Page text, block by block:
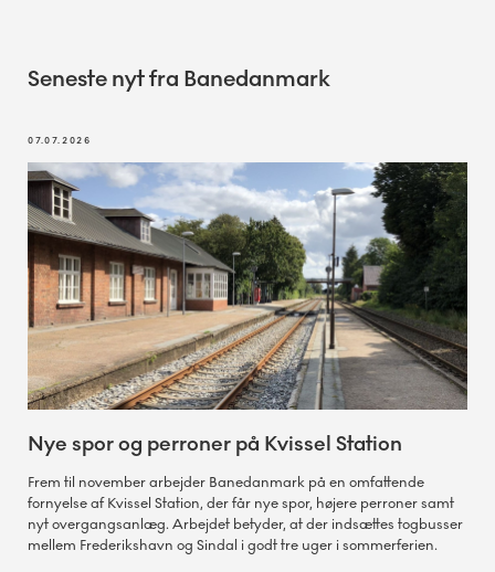
Seneste nyt fra Banedanmark
07.07.2026
Nye spor og perroner på Kvissel Station
Frem til november arbejder Banedanmark på en omfattende
fornyelse af Kvissel Station, der får nye spor, højere perroner samt
nyt overgangsanlæg. Arbejdet betyder, at der indsættes togbusser
mellem Frederikshavn og Sindal i godt tre uger i sommerferien.